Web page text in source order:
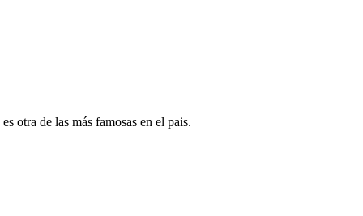
otra de las más famosas en el pais.